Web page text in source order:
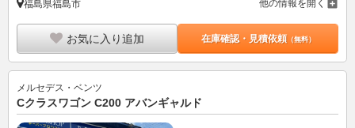
福島県福島市 他の情報を開く
お気に入り追加 在庫確認・見積依頼（無料）
メルセデス・ベンツ
Cクラスワゴン C200 アバンギャルド